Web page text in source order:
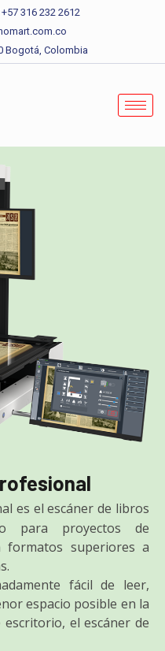
316 232 2612
Bogotá, Colombia
es el escáner de libros
para proyectos de
formatos superiores a
fácil de leer,
espacio posible en la
el escáner de